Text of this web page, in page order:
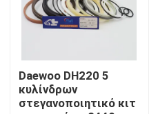
Daewoo DH220 5
κυλίνδρων
στεγανοποιητικό κιτ